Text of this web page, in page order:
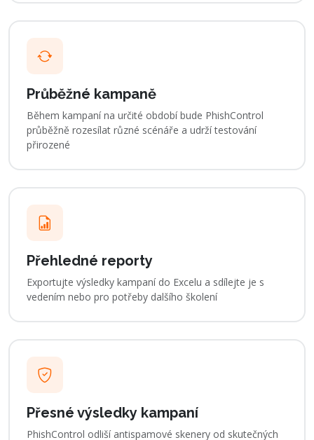
Průběžné kampaně
Během kampaní na určité období bude PhishControl
průběžně rozesílat různé scénáře a udrží testování
přirozené
Přehledné reporty
Exportujte výsledky kampaní do Excelu a sdílejte je s
vedením nebo pro potřeby dalšího školení
Přesné výsledky kampaní
PhishControl odliší antispamové skenery od skutečných